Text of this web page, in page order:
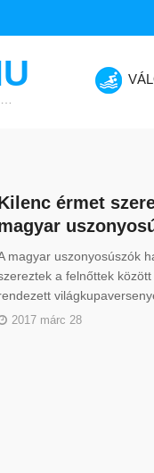
érmet
magyar uszonyosúszók
a felnőttek
2017 márc 28